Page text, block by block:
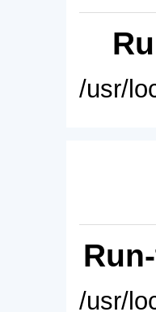
/usr/
/usr/